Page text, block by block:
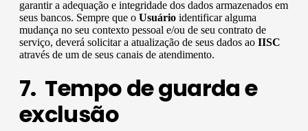
garantir a adequação e integridade dos dados armazenados em
seus bancos. Sempre que o Usuário identificar alguma
mudança no seu contexto pessoal e/ou de seu contrato de
serviço, deverá solicitar a atualização de seus dados ao IISC
através de um de seus canais de atendimento.
7. Tempo de guarda e
exclusão